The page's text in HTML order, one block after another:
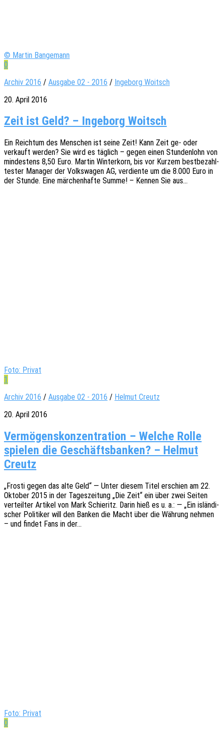
© Martin Bangemann
0
Archiv 2016 / Ausgabe 02 - 2016 / Inge­borg Woitsch
20. April 2016
Zeit ist Geld? – Inge­borg Woitsch
Ein Reich­tum des Menschen ist seine Zeit! Kann Zeit ge- oder
verkauft werden? Sie wird es täglich – gegen einen Stun­den­lohn von
mindes­tens 8,50 Euro. Martin Winter­korn, bis vor Kurzem best­be­zahl­
tes­ter Mana­ger der Volks­wa­gen AG, verdien­te um die 8.000 Euro in
der Stunde. Eine märchen­haf­te Summe! – Kennen Sie aus…
Foto: Privat
1
Archiv 2016 / Ausgabe 02 - 2016 / Helmut Creutz
20. April 2016
Ver­mö­gens­kon­zen­tra­tion – Wel­che Rolle
spie­len die Geschäfts­ban­ken? – Hel­mut
Creutz
„Frosti gegen das alte Geld“ — Unter diesem Titel erschien am 22.
Okto­ber 2015 in der Tages­zei­tung „Die Zeit“ ein über zwei Seiten
verteil­ter Arti­kel von Mark Schie­r­itz. Darin hieß es u. a.: — „Ein islän­di­
scher Poli­ti­ker will den Banken die Macht über die Währung nehmen
– und findet Fans in der…
Foto: Privat
0